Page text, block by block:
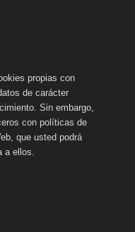
propias con
de carácter
Sin embargo,
con políticas de
que usted podrá
a ellos.